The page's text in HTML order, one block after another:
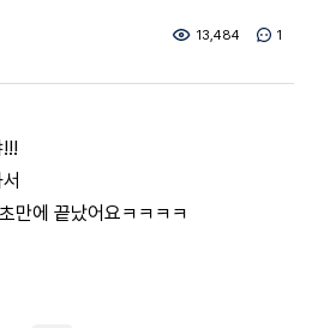
13,484 1
만에 끝났어요ㅋㅋㅋㅋ